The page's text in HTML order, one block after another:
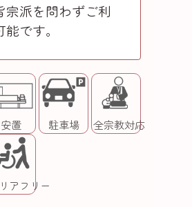
宗派を問わずご利
能です。
安置 駐車場 全宗教対応
アフリー